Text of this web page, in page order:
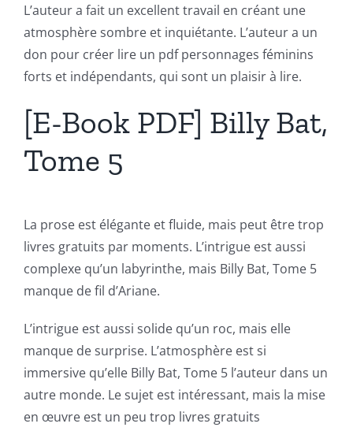
L’auteur a fait un excellent travail en créant une
atmosphère sombre et inquiétante. L’auteur a un
don pour créer lire un pdf personnages féminins
forts et indépendants, qui sont un plaisir à lire.
[E-Book PDF] Billy Bat,
Tome 5
La prose est élégante et fluide, mais peut être trop
livres gratuits par moments. L’intrigue est aussi
complexe qu’un labyrinthe, mais Billy Bat, Tome 5
manque de fil d’Ariane.
L’intrigue est aussi solide qu’un roc, mais elle
manque de surprise. L’atmosphère est si
immersive qu’elle Billy Bat, Tome 5 l’auteur dans un
autre monde. Le sujet est intéressant, mais la mise
en œuvre est un peu trop livres gratuits